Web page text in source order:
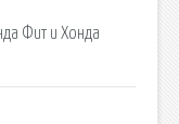
Фит и Хонда